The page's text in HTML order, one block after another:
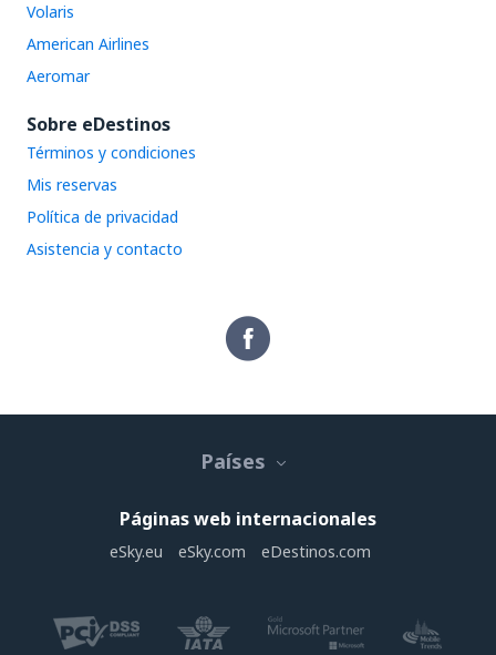
Volaris
American Airlines
Aeromar
Sobre eDestinos
Términos y condiciones
Mis reservas
Política de privacidad
Asistencia y contacto
Países
Páginas web internacionales
eSky.eu eSky.com eDestinos.com